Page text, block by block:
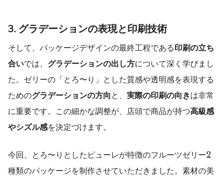
3. グラデーションの表現と印刷技術
そして、パッケージデザインの最終工程である印刷の立ち
合いでは、 グラデーションの出し方について深く学びまし
た。ゼリーの「とろ〜り」とした質感や透明感を表現する
ためのグラデーションの方向 と、 実際の印刷の向きは非常
に重要です。この細かな調整が、店頭で商品が持つ高級感
やシズル感を決定づけます。
今回、とろ〜りとしたピューレが特徴のフルーツゼリー2
種類のパッケージを制作させていただきました。素材の美